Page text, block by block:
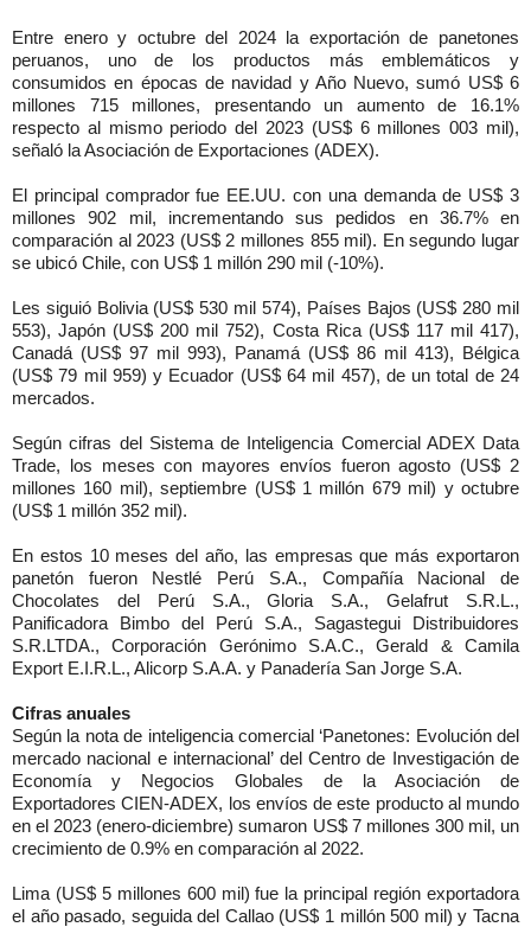
Entre enero y octubre del 2024 la exportación de panetones
peruanos, uno de los productos más emblemáticos y
consumidos en épocas de navidad y Año Nuevo, sumó US$ 6
millones 715 millones, presentando un aumento de 16.1%
respecto al mismo periodo del 2023 (US$ 6 millones 003 mil),
señaló la Asociación de Exportaciones (ADEX).
El principal comprador fue EE.UU. con una demanda de US$ 3
millones 902 mil, incrementando sus pedidos en 36.7% en
comparación al 2023 (US$ 2 millones 855 mil). En segundo lugar
se ubicó Chile, con US$ 1 millón 290 mil (-10%).
Les siguió Bolivia (US$ 530 mil 574), Países Bajos (US$ 280 mil
553), Japón (US$ 200 mil 752), Costa Rica (US$ 117 mil 417),
Canadá (US$ 97 mil 993), Panamá (US$ 86 mil 413), Bélgica
(US$ 79 mil 959) y Ecuador (US$ 64 mil 457), de un total de 24
mercados.
Según cifras del Sistema de Inteligencia Comercial ADEX Data
Trade, los meses con mayores envíos fueron agosto (US$ 2
millones 160 mil), septiembre (US$ 1 millón 679 mil) y octubre
(US$ 1 millón 352 mil).
En estos 10 meses del año, las empresas que más exportaron
panetón fueron Nestlé Perú S.A., Compañía Nacional de
Chocolates del Perú S.A., Gloria S.A., Gelafrut S.R.L.,
Panificadora Bimbo del Perú S.A., Sagastegui Distribuidores
S.R.LTDA., Corporación Gerónimo S.A.C., Gerald & Camila
Export E.I.R.L., Alicorp S.A.A. y Panadería San Jorge S.A.
Cifras anuales
Según la nota de inteligencia comercial ‘Panetones: Evolución del
mercado nacional e internacional’ del Centro de Investigación de
Economía y Negocios Globales de la Asociación de
Exportadores CIEN-ADEX, los envíos de este producto al mundo
en el 2023 (enero-diciembre) sumaron US$ 7 millones 300 mil, un
crecimiento de 0.9% en comparación al 2022.
Lima (US$ 5 millones 600 mil) fue la principal región exportadora
el año pasado, seguida del Callao (US$ 1 millón 500 mil) y Tacna